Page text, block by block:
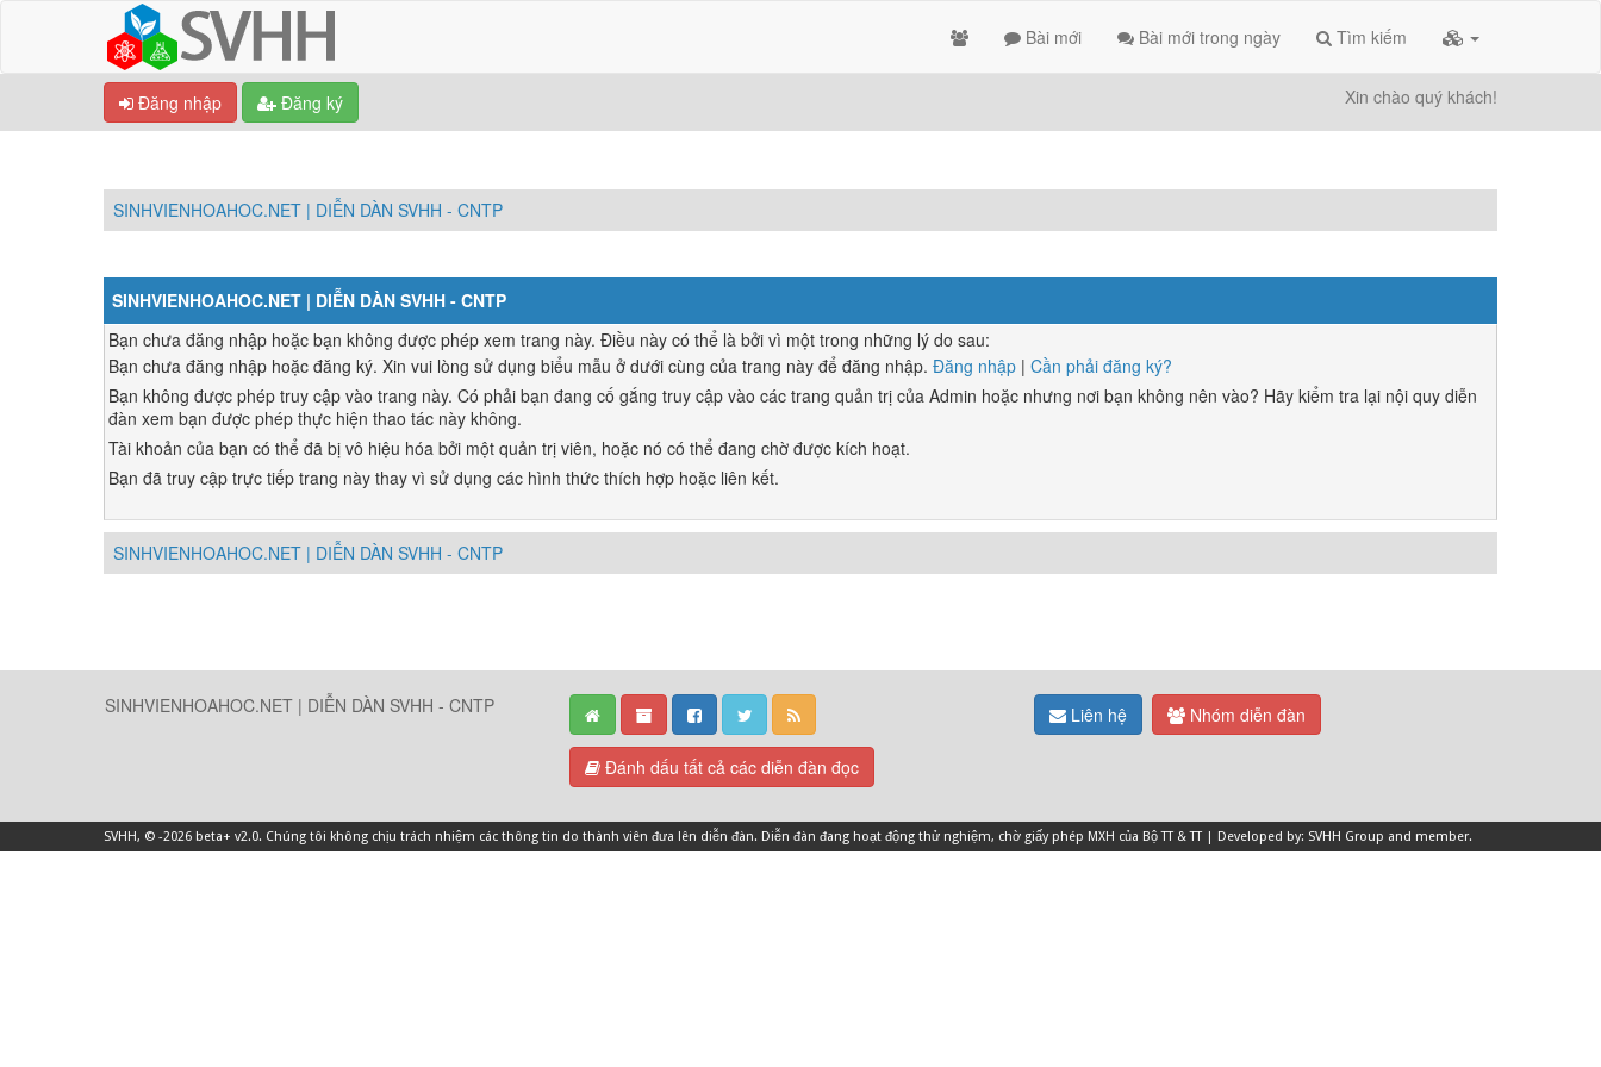
Bài mới Bài mới trong ngày Tìm kiếm
Đăng nhập Đăng ký Xin chào quý khách!
SINHVIENHOAHOC.NET | DIỄN DÀN SVHH - CNTP
SINHVIENHOAHOC.NET | DIỄN DÀN SVHH - CNTP
Bạn chưa đăng nhập hoặc bạn không được phép xem trang này. Điều này có thể là bởi vì một trong những lý do sau:
Bạn chưa đăng nhập hoặc đăng ký. Xin vui lòng sử dụng biểu mẫu ở dưới cùng của trang này để đăng nhập. Đăng nhập | Cần phải đăng ký?
Bạn không được phép truy cập vào trang này. Có phải bạn đang cố gắng truy cập vào các trang quản trị của Admin hoặc nhưng nơi bạn không nên vào? Hãy kiểm tra lại nội quy diễn
đàn xem bạn được phép thực hiện thao tác này không.
Tài khoản của bạn có thể đã bị vô hiệu hóa bởi một quản trị viên, hoặc nó có thể đang chờ được kích hoạt.
Bạn đã truy cập trực tiếp trang này thay vì sử dụng các hình thức thích hợp hoặc liên kết.
SINHVIENHOAHOC.NET | DIỄN DÀN SVHH - CNTP
SINHVIENHOAHOC.NET | DIỄN DÀN SVHH - CNTP
Đánh dấu tất cả các diễn đàn đọc
Liên hệ Nhóm diễn đàn
SVHH, © -2026 beta+ v2.0. Chúng tôi không chịu trách nhiệm các thông tin do thành viên đưa lên diễn đàn. Diễn đàn đang hoạt động thử nghiệm, chờ giấy phép MXH của Bộ TT & TT | Developed by: SVHH Group and member.